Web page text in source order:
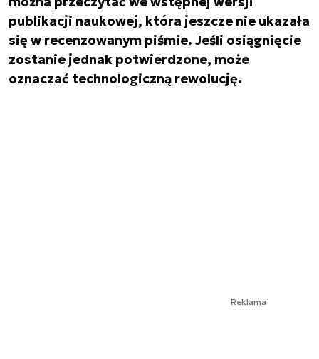
publikacji naukowej, która jeszcze nie ukazała
się w recenzowanym piśmie. Jeśli osiągnięcie
zostanie jednak potwierdzone, może
oznaczać technologiczną rewolucję.
Reklama